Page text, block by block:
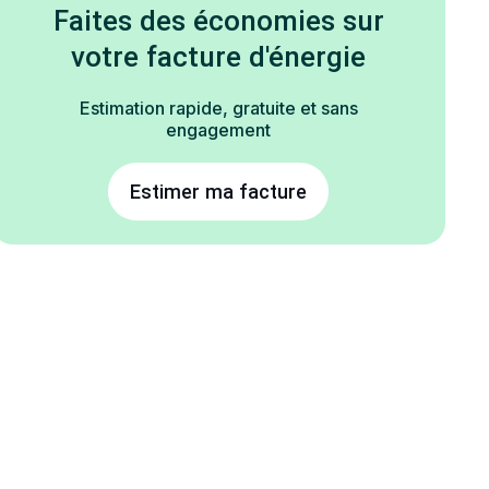
Faites des économies sur
votre facture d'énergie
Estimation rapide, gratuite et sans
engagement
Estimer ma facture